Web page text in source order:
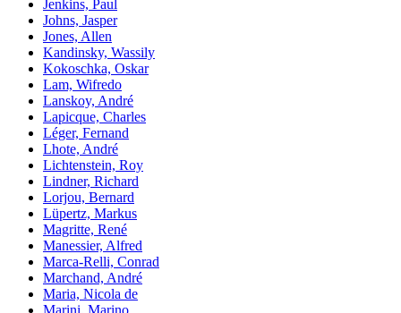
Jenkins, Paul
Johns, Jasper
Jones, Allen
Kandinsky, Wassily
Kokoschka, Oskar
Lam, Wifredo
Lanskoy, André
Lapicque, Charles
Léger, Fernand
Lhote, André
Lichtenstein, Roy
Lindner, Richard
Lorjou, Bernard
Lüpertz, Markus
Magritte, René
Manessier, Alfred
Marca-Relli, Conrad
Marchand, André
Maria, Nicola de
Marini, Marino